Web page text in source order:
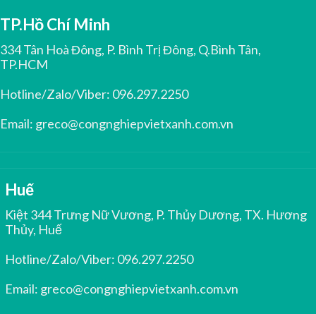
TP.Hồ Chí Minh
334 Tân Hoà Đông, P. Bình Trị Đông, Q.Bình Tân,
TP.HCM
Hotline/Zalo/Viber: 096.297.2250
Email: greco@congnghiepvietxanh.com.vn
Huế
Kiệt 344 Trưng Nữ Vương, P. Thủy Dương, TX. Hương
Thủy, Huế
Hotline/Zalo/Viber: 096.297.2250
Email: greco@congnghiepvietxanh.com.vn